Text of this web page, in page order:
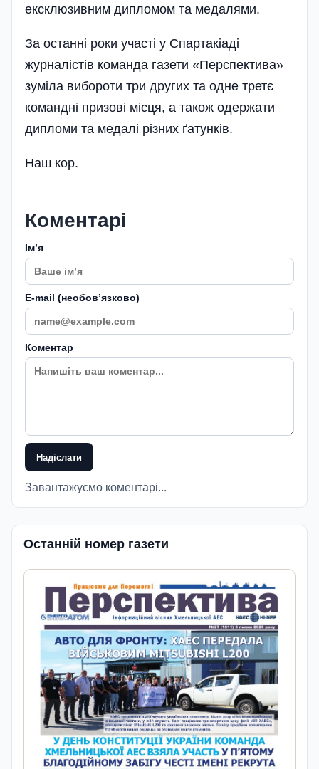
ексклюзивним дипломом та медалями.
За останні роки участі у Спартакіаді
журналістів команда газети «Перспектива»
зуміла вибороти три других та одне третє
командні призові місця, а також одержати
дипломи та медалі різних ґатунків.
Наш кор.
Коментарі
Імʼя
E-mail (необовʼязково)
Коментар
Надіслати
Завантажуємо коментарі...
Останній номер газети